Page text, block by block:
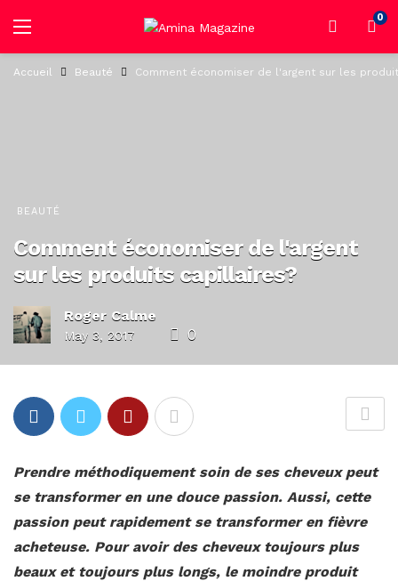
0
Accueil Beauté Comment économiser de l'argent sur les
BEAUTÉ
Comment économiser de l'argent
sur les produits capillaires?
Roger Calme
May 3, 2017 0
Prendre méthodiquement soin de ses cheveux peut
se transformer en une douce passion. Aussi, cette
passion peut rapidement se transformer en fièvre
acheteuse. Pour avoir des cheveux toujours plus
beaux et toujours plus longs, le moindre produit